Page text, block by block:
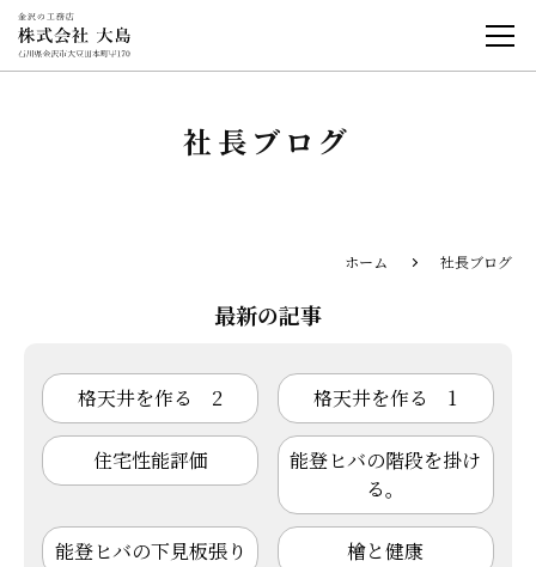
社長ブログ
ホーム 社長ブログ
最新の記事
格天井を作る 2 格天井を作る 1
住宅性能評価
能登ヒバの階段を掛け
る。
能登ヒバの下見板張り 檜と健康